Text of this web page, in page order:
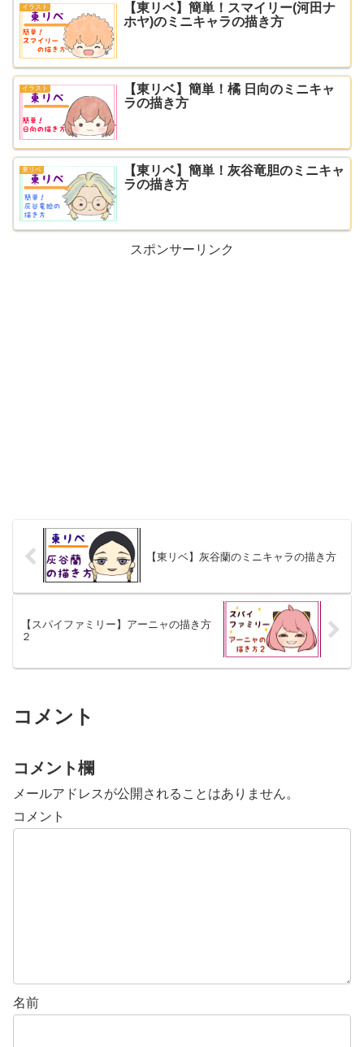
イラスト
【東リベ】簡単！スマイリー(河田ナ
ホヤ)のミニキャラの描き方
イラスト
【東リベ】簡単！橘 日向のミニキャ
ラの描き方
東リベ
【東リベ】簡単！灰谷竜胆のミニキャ
ラの描き方
スポンサーリンク
【東リベ】灰谷蘭のミニキャラの描き方
【スパイファミリー】アーニャの描き方
２
コメント
コメント欄
メールアドレスが公開されることはありません。
コメント
名前